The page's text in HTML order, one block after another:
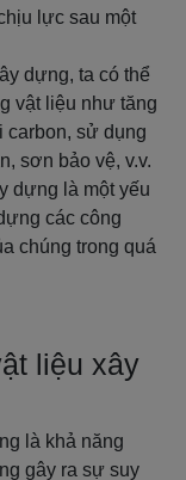
lực sau một
dựng, ta có thể
vật liệu như tăng
carbon, sử dụng
sơn bảo vệ, v.v.
dựng là một yếu
các công
chúng trong quá
liệu xây
là khả năng
gây ra sự suy